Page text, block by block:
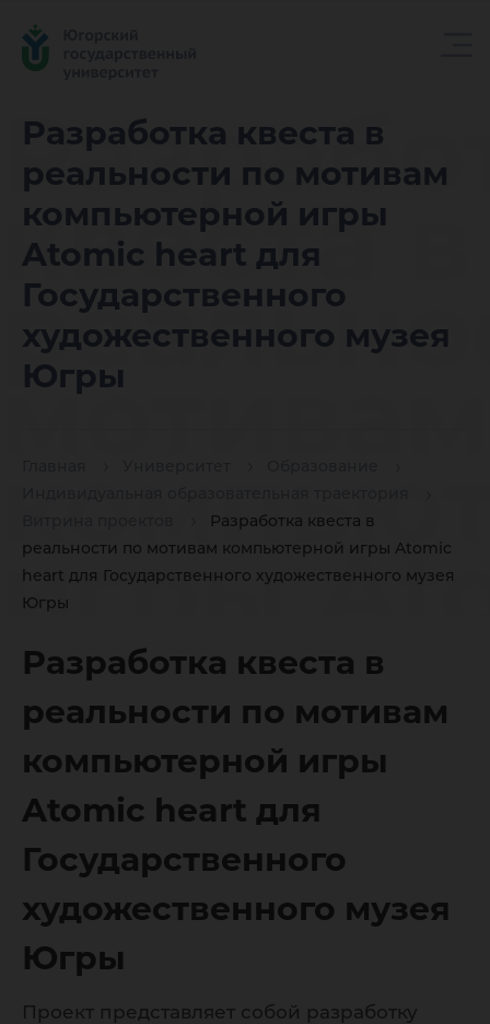
Разработка квеста в
реальности по мотивам
компьютерной игры
Atomic heart для
Государственного
художественного музея
Югры
Разработка квеста в
реальности по мотивам компьютерной игры Atomic
heart для Государственного художественного музея
Югры
квеста в
мотивам
игры
heart
музея
Разработка квеста в
реальности по мотивам
компьютерной игры
Atomic heart для
Государственного
художественного музея
Югры
Проект представляет собой разработку